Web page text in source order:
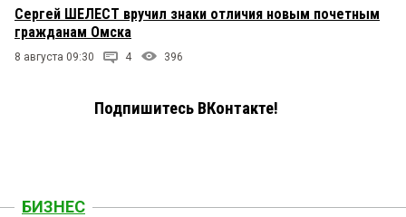
Сергей ШЕЛЕСТ вручил знаки отличия новым почетным
гражданам Омска
8 августа 09:30 4 396
Подпишитесь ВКонтакте!
БИЗНЕС